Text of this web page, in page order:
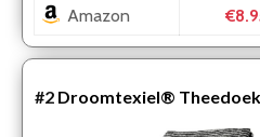
Amazon
#2 Droomtexiel®